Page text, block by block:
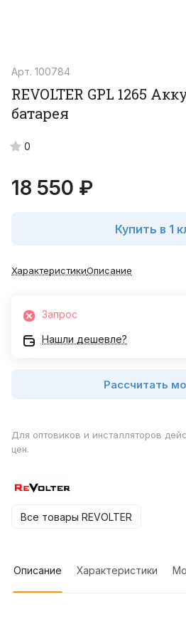
Арт. 100784
REVOLTER GPL 1265
батарея
0
18 550 ₽
Купить в 1
ХарактеристикиОписание
Запрос
Нашли дешевле?
Рассчитать
Для оптовиков и инсталляторов
цен.
Все товары REVOLTER
Описание Характеристики